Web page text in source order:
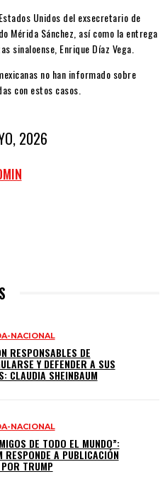
Unidos del exsecretario de
Mérida Sánchez , así como la entrega
sinaloense, Enrique Díaz Vega
no han informado sobre
con estos casos.
2026
NACIONAL
RESPONSABLES DE
Y DEFENDER A SUS
CLAUDIA SHEINBAUM
NACIONAL
DE TODO EL MUNDO”:
RESPONDE A PUBLICACIÓN
TRUMP